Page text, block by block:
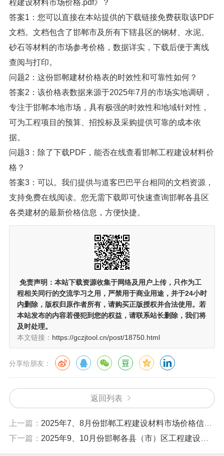
程建设材料市场价格.pdf》？
答案1：您可以直接在本站提供的下载链接免费获取该PDF
文档。文档包含了邯郸市及所有下辖县区的钢材、水泥、
砂石等材料的市场参考价格，数据详实，下载后便于离线
查阅与打印。
问题2：这份邯郸建材价格表的时效性和可靠性如何？
答案2：该价格表数据来源于2025年7月的市场实地调研，
专注于邯郸本地市场，具有极强的时效性和地域针对性，
可为工程项目的预算、招投标及采购提供可靠的成本依
据。
问题3：除了下载PDF，能否在线查看邯郸工程建设材料价
格？
答案3：可以。我们提供与道客巴巴平台相同的文档资源，
支持免费在线阅读。您无需下载即可快速查询邯郸各县区
各类建材的最新价格信息，方便快捷。
免责声明： 本站下载资源收集于网络及用户上传， 只作为工
程相关同行的交流学习之用 ，严禁用于商业用途，并于24小时
内删除，版权归原作者所有，请购买正版授权并合法使用。若
本站发布的内容若侵犯到您的权益，请联系站长删除，我们将
及时处理。
本文链接： https://gczjtool.cn/post/18750.html
分享给朋友：
返回列表
上一篇： 2025年7、8月份邯郸工程建设材料市场价格信息.pdf
下一篇： 2025年9、10月份邯郸各县（市）区工程建设材料市场价格.pdf